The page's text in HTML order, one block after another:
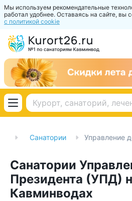
Мы используем рекомендательные
работал удобнее. Оставаясь на сайте, вы
с политикой cookie
Санатории Управление
Санатории
Президента (УПД)
Кавминводах